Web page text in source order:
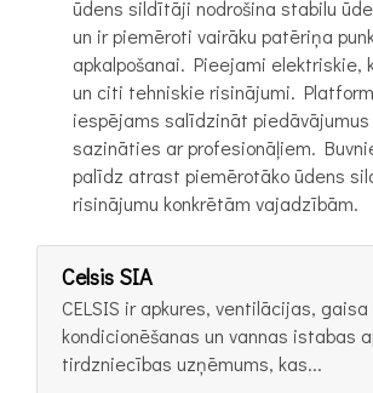
ūdens sildītāji nodrošina stabilu
un ir piemēroti vairāku patēriņa
apkalpošanai. Pieejami elektriskie,
un citi tehniskie risinājumi.
iespējams salīdzināt piedāvājumus
sazināties ar profesionāļiem.
palīdz atrast piemērotāko ūdens
risinājumu konkrētām vajadzībām.
Celsis SIA
CELSIS ir apkures, ventilācijas, gaisa
kondicionēšanas un vannas istabas
tirdzniecības uzņēmums, kas...